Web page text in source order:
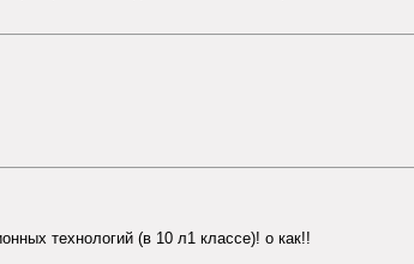
технологий (в 10 л1 классе)! о как!!